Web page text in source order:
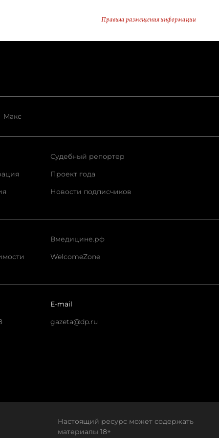
Правила размещения информации
Макс
Судебный репортер
Проект года
Новости подписчиков
Вмедицине.рф
WelcomeZone
E-mail
gazeta@dp.ru
Настоящий ресурс может содержать
материалы 18+